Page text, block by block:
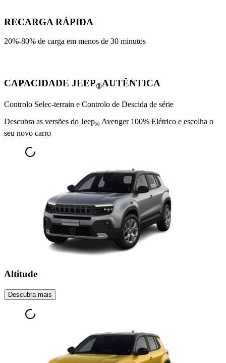
RECARGA RÁPIDA
20%-80% de carga em menos de 30 minutos
CAPACIDADE JEEP®AUTÊNTICA
Controlo Selec-terrain e Controlo de Descida de série
Descubra as versões do Jeep® Avenger 100% Elétrico e escolha o
seu novo carro
Altitude
Descubra mais